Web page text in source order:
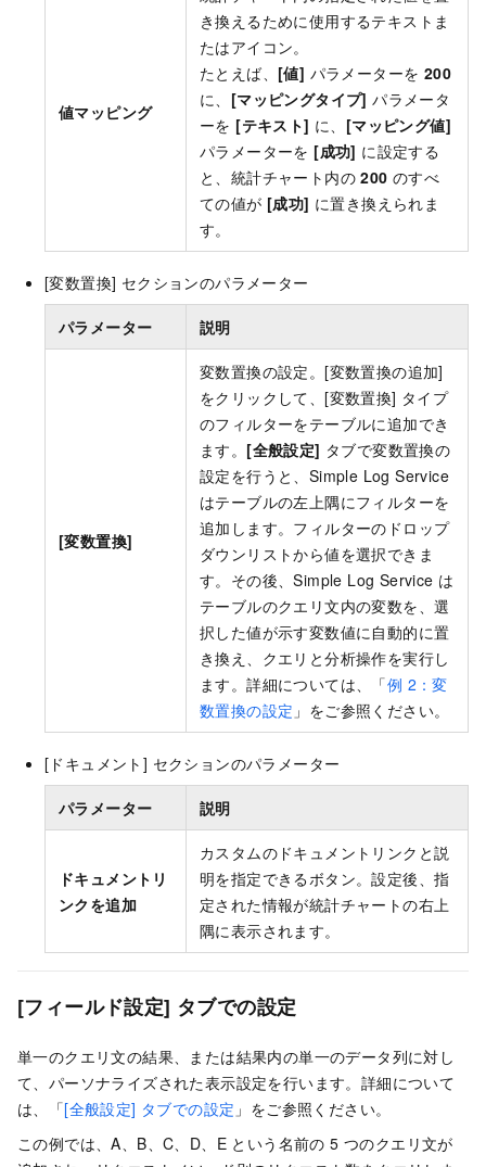
値マッピング
き換えるために使用するテキストま
たはアイコン。
たとえば、 [値] パラメーターを 200
に、 [マッピングタイプ] パラメータ
ーを [テキスト] に、 [マッピング値]
パラメーターを [成功] に設定する
と、統計チャート内の200 のすべ
ての値が [成功] に置き換えられま
す。
[変数置換] セクションのパラメーター
パラメーター 説明
[変数置換]
変数置換の設定。[変数置換の追加]
をクリックして、[変数置換] タイプ
のフィルターをテーブルに追加でき
ます。 [全般設定] タブで変数置換の
設定を行うと、Simple Log Service
はテーブルの左上隅にフィルターを
追加します。フィルターのドロップ
ダウンリストから値を選択できま
す。その後、Simple Log Service は
テーブルのクエリ文内の変数を、選
択した値が示す変数値に自動的に置
き換え、クエリと分析操作を実行し
ます。詳細については、「例 2：変
数置換の設定 」をご参照ください。
[ドキュメント] セクションのパラメーター
パラメーター 説明
ドキュメントリ
ンクを追加
カスタムのドキュメントリンクと説
明を指定できるボタン。設定後、指
定された情報が統計チャートの右上
隅に表示されます。
[フィールド設定] タブでの設定
単一のクエリ文の結果、または結果内の単一のデータ列に対し
て、パーソナライズされた表示設定を行います。詳細について
は、「[全般設定] タブでの設定 」をご参照ください。
この例では、A、B、C、D、E という名前の 5 つのクエリ文が